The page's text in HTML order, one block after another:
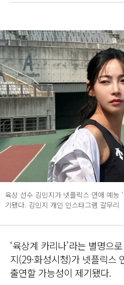
육상 선수 김민지가 넷플릭스 연애 예능
기됐다. 김민지 개인 인스타그램 갈무리
‘육상계 카리나’라는 별명으
지(29·화성시청)가 넷플릭스
출연할 가능성이 제기됐다.